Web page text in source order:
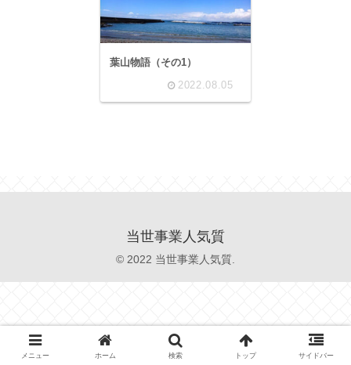
葉山物語（その1）
2022.08.05
当世事業人気質
© 2022 当世事業人気質.
メニュー ホーム 検索 トップ サイドバー